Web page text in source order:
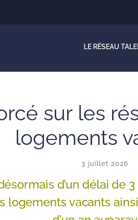
LE RÉSEAU
sur les
logements
3 juillet 2026
d’un délai de
logements vacants